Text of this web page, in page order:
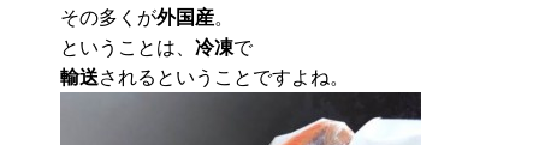
その多くが外国産。
ということは、 冷凍で
輸送されるということですよね。